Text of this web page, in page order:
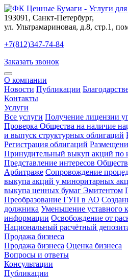
193091 , Санкт-Петербург,
ул. Ультрамариновая, д.8, стр.1,
+7(812)347-74-84
Заказать звонок
О компании
Новости Публикации
Контакты
Услуги
Все услуги Получение лицензии
Проверка Общества на наличие
и выпуск структурных облигаций
Регистрация облигаций
Принудительный выкуп акций по
Представление интересов
Арбитраже Сопровождение
выкупа акций у миноритарных
выкупа ценных бумаг Эмитентом
Преобразование ГУП в АО
должника Уменьшение уставного
информации Освобождение от
Национальный расчётный
Продажа бизнеса
Продажа бизнеса Оценка бизнеса
Вопросы и ответы
Консультации
Публикации